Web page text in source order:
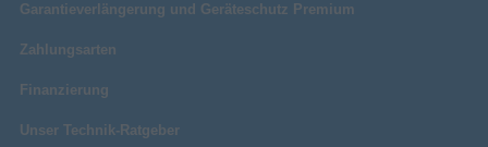
Garantieverlängerung und Geräteschutz Premium
Zahlungsarten
Finanzierung
Unser Technik-Ratgeber